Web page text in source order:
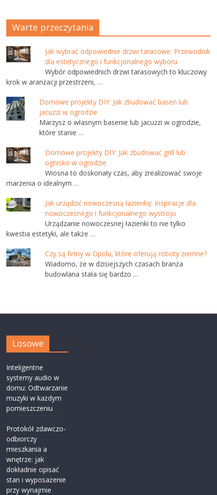
Warte przeczytania
Jak wybrać odpowiednie drzwi tarasowe: Przewodnik
dla estetycznego i funkcjonalnego wyboru
Wybór odpowiednich drzwi tarasowych to kluczowy
krok w aranżacji przestrzeni, …
Domowe projekty DIY: Jak zbudować basen lub
jacuzzi w ogrodzie
Marzysz o własnym basenie lub jacuzzi w ogrodzie,
które stanie …
Domowe projekty DIY: Jak zbudować grill lub
ognisko w ogrodzie
Wiosna to doskonały czas, aby zrealizować swoje
marzenia o idealnym …
Jak urządzić nowoczesną łazienkę: Inspiracje dla
nowoczesnego i funkcjonalnego wystroju
Urządzanie nowoczesnej łazienki to nie tylko
kwestia estetyki, ale także …
Czy są firmy w Opolu, które oferują roboty ziemne?
Wiadomo, że w dzisiejszych czasach branża
budowlana stała się bardzo …
Losowe
Inteligentne
systemy audio w
domu: Odtwarzanie
muzyki w każdym
pomieszczeniu
Protokół zdawczo-
odbiorczy
mieszkania a
wnętrze: jak
dokładnie opisać
stan i wyposażenie
przy wynajmie